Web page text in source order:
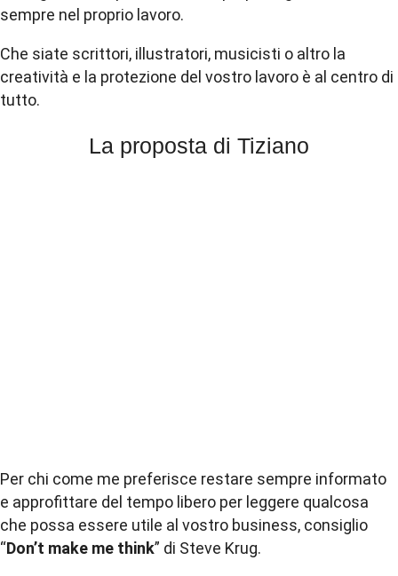
sempre nel proprio lavoro.
Che siate scrittori, illustratori, musicisti o altro la
creatività e la protezione del vostro lavoro è al centro di
tutto.
La proposta di Tiziano
Per chi come me preferisce restare sempre informato
e approfittare del tempo libero per leggere qualcosa
che possa essere utile al vostro business, consiglio
“Don’t make me think” di Steve Krug.